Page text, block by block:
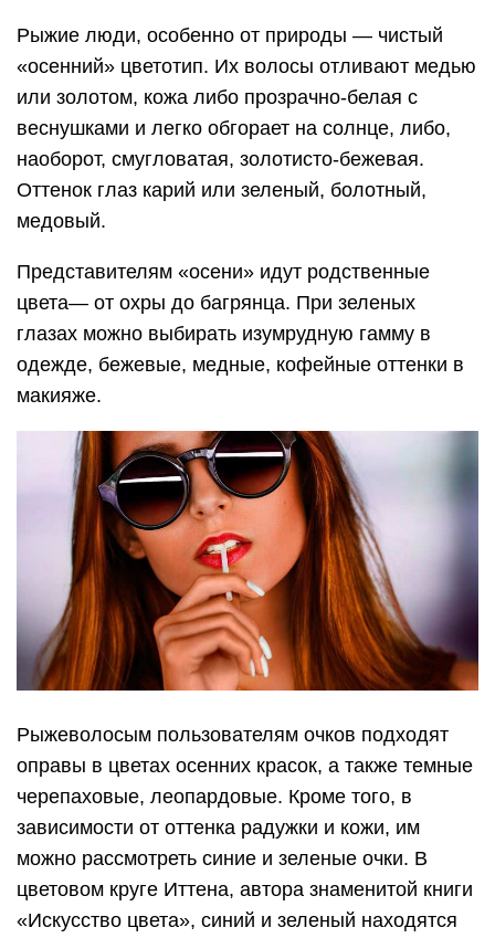
Рыжие люди, особенно от природы — чистый
«осенний» цветотип. Их волосы отливают медью
или золотом, кожа либо прозрачно-белая с
веснушками и легко обгорает на солнце, либо,
наоборот, смугловатая, золотисто-бежевая.
Оттенок глаз карий или зеленый, болотный,
медовый.
Представителям «осени» идут родственные
цвета— от охры до багрянца. При зеленых
глазах можно выбирать изумрудную гамму в
одежде, бежевые, медные, кофейные оттенки в
макияже.
Рыжеволосым пользователям очков подходят
оправы в цветах осенних красок, а также темные
черепаховые, леопардовые. Кроме того, в
зависимости от оттенка радужки и кожи, им
можно рассмотреть синие и зеленые очки. В
цветовом круге Иттена, автора знаменитой книги
«Искусство цвета», синий и зеленый находятся